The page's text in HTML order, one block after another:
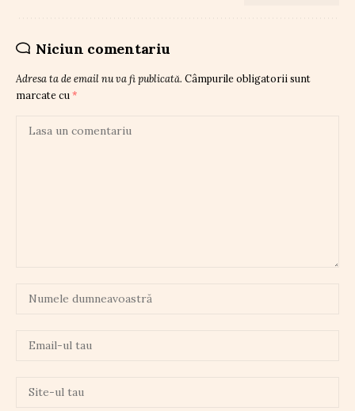
Niciun comentariu
Adresa ta de email nu va fi publicată. Câmpurile obligatorii sunt
marcate cu *